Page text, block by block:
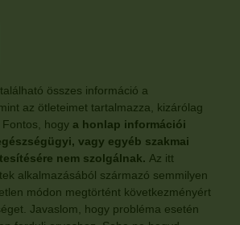
összes információ a
az ötleteimet tartalmazza, kizárólag
hogy a honlap információi
vagy egyéb szakmai
nem szolgálnak. Az itt
alkalmazásából származó semmilyen
módon megtörtént következményért
Javaslom, hogy probléma esetén